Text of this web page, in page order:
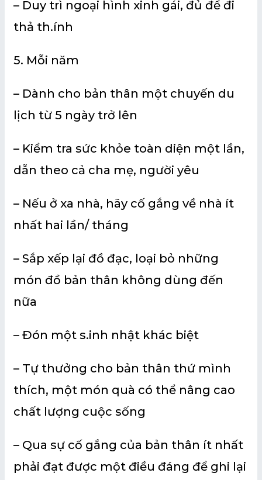
– Duy trì ngoại hình xinh gái, đủ để đi
thả th.ính
5. Mỗi năm
– Dành cho bản thân một chuyến du
lịch từ 5 ngày trở lên
– Kiểm tra sức khỏe toàn diện một lần,
dẫn theo cả cha mẹ, người yêu
– Nếu ở xa nhà, hãy cố gắng về nhà ít
nhất hai lần/ tháng
– Sắp xếp lại đồ đạc, loại bỏ những
món đồ bản thân không dùng đến
nữa
– Đón một s.inh nhật khác biệt
– Tự thưởng cho bản thân thứ mình
thích, một món quà có thể nâng cao
chất lượng cuộc sống
– Qua sự cố gắng của bản thân ít nhất
phải đạt được một điều đáng để ghi lại